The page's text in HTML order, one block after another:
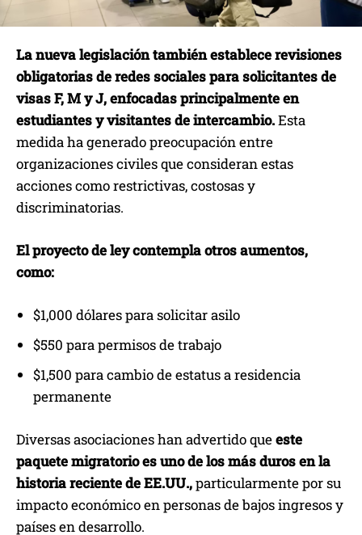
La nueva legislación también establece revisiones
obligatorias de redes sociales para solicitantes de
visas F, M y J, enfocadas principalmente en
estudiantes y visitantes de intercambio.Esta
medida ha generado preocupación entre
organizaciones civiles que consideran estas
acciones como restrictivas, costosas y
discriminatorias.
El proyecto de ley contempla otros aumentos,
como:
$1,000 dólares para solicitar asilo
$550 para permisos de trabajo
$1,500 para cambio de estatus a residencia
permanente
Diversas asociaciones han advertido queeste
paquete migratorio es uno de los más duros en la
historia reciente de EE.UU.,particularmente por su
impacto económico en personas de bajos ingresos y
países en desarrollo.